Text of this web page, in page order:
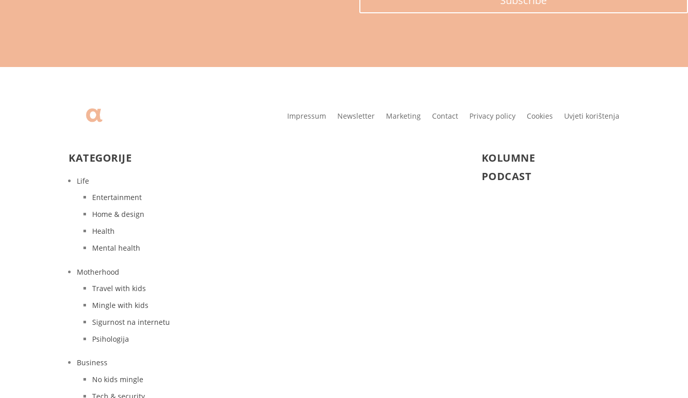
Impressum Newsletter Marketing Contact Privacy policy Cookies Uvjeti korištenja
KATEGORIJE
Life
Entertainment
Home & design
Health
Mental health
Motherhood
Travel with kids
Mingle with kids
Sigurnost na internetu
Psihologija
Business
No kids mingle
KOLUMNE
PODCAST